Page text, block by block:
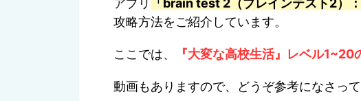
アプリ 「brain test 2（ブレインテスト2）
攻略方法をご紹介しています。
ここでは、 『大変な高校生活』 レベル1~20
動画もありますので、どうぞ参考になさって